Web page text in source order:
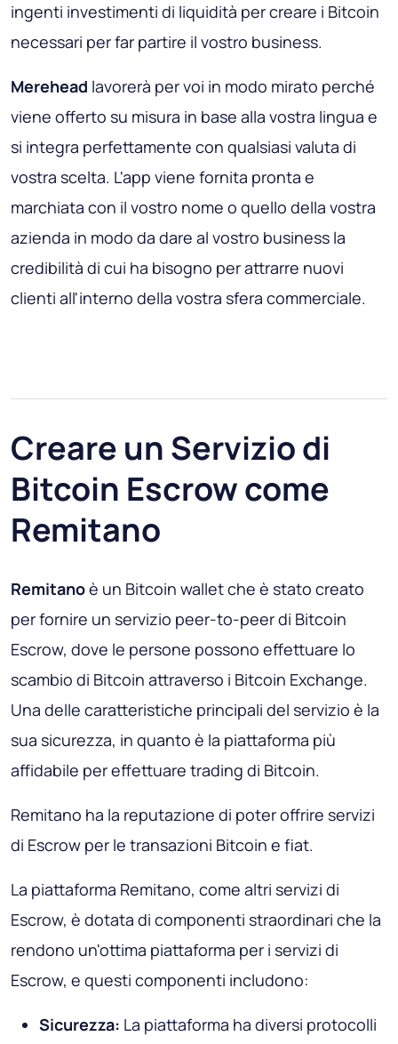
ingenti investimenti di liquidità per creare i Bitcoin
necessari per far partire il vostro business.
Merehead lavorerà per voi in modo mirato perché
viene offerto su misura in base alla vostra lingua e
si integra perfettamente con qualsiasi valuta di
vostra scelta. L'app viene fornita pronta e
marchiata con il vostro nome o quello della vostra
azienda in modo da dare al vostro business la
credibilità di cui ha bisogno per attrarre nuovi
clienti all'interno della vostra sfera commerciale.
Creare un Servizio di
Bitcoin Escrow come
Remitano
Remitanoè un Bitcoin wallet che è stato creato
per fornire un servizio peer-to-peer di Bitcoin
Escrow, dove le persone possono effettuare lo
scambio di Bitcoin attraverso i Bitcoin Exchange.
Una delle caratteristiche principali del servizio è la
sua sicurezza, in quanto è la piattaforma più
affidabile per effettuare trading di Bitcoin.
Remitano ha la reputazione di poter offrire servizi
di Escrow per le transazioni Bitcoin e fiat.
La piattaforma Remitano, come altri servizi di
Escrow, è dotata di componenti straordinari che la
rendono un'ottima piattaforma per i servizi di
Escrow, e questi componenti includono:
Sicurezza: La piattaforma ha diversi protocolli